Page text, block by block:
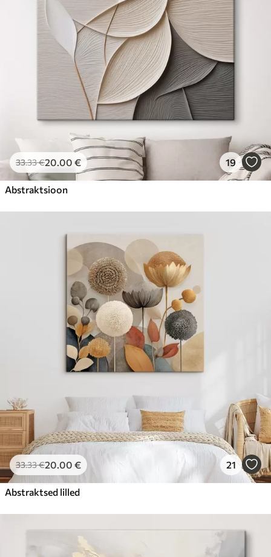
33.33€20.00 € 19
Abstraktsioon
33.33€20.00 € 21
Abstraktsed lilled